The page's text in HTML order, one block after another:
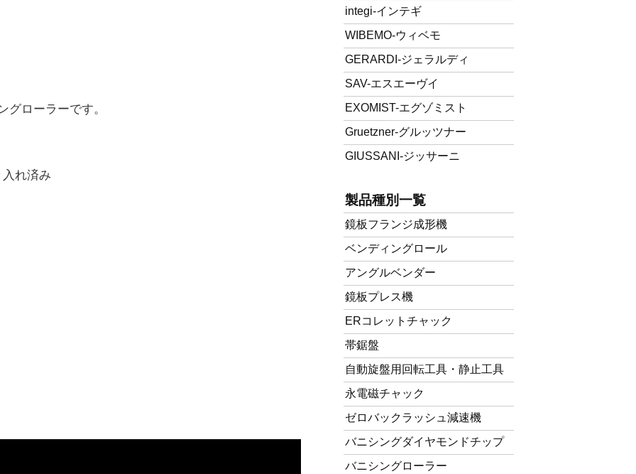
ローラーです。
れ済み
integi-インテギ
WIBEMO-ウィベモ
GERARDI-ジェラルディ
SAV-エスエーヴイ
EXOMIST-エグゾミスト
Gruetzner-グルッツナー
GIUSSANI-ジッサーニ
製品種別一覧
鏡板フランジ成形機
ベンディングロール
アングルベンダー
鏡板プレス機
ERコレットチャック
帯鋸盤
自動旋盤用回転工具・静止工具
永電磁チャック
ゼロバックラッシュ減速機
バニシングダイヤモンドチップ
バニシングローラー